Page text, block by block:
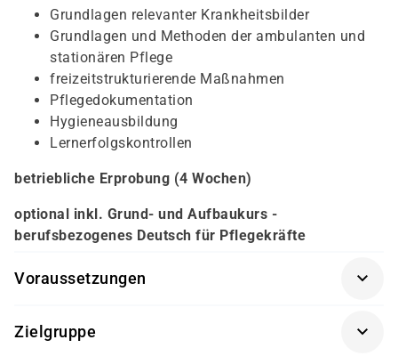
Grundlagen relevanter Krankheitsbilder
Grundlagen und Methoden der ambulanten und
stationären Pflege
freizeitstrukturierende Maßnahmen
Pflegedokumentation
Hygieneausbildung
Lernerfolgskontrollen
betriebliche Erprobung (4 Wochen)
optional inkl. Grund- und Aufbaukurs -
berufsbezogenes Deutsch für Pflegekräfte
Voraussetzungen
persönliches Gespräch
Freude am Umgang mit Menschen
Zielgruppe